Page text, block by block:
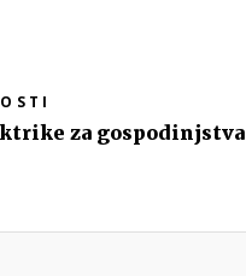
za gospodinjstva